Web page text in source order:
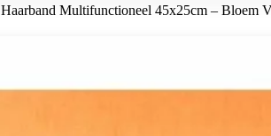
Haarband Multifunctioneel 45x25cm – Bloem